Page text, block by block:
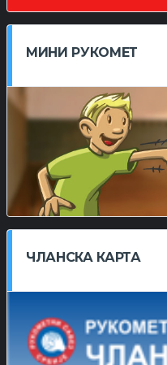
МИНИ РУКОМЕТ
ЧЛАНСКА КАРТА